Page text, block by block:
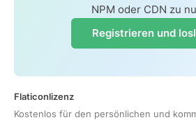
NPM oder CDN zu
Registrieren und
Flaticonlizenz
Kostenlos für den persönlichen und